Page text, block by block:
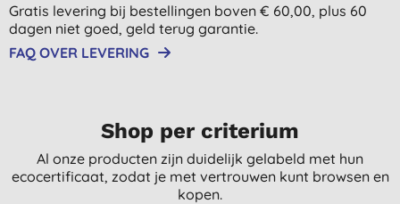
Gratis levering bij bestellingen boven € 60,00, plus 60
dagen niet goed, geld terug garantie.
FAQ OVER LEVERING
Shop per criterium
Al onze producten zijn duidelijk gelabeld met hun
ecocertificaat, zodat je met vertrouwen kunt browsen en
kopen.